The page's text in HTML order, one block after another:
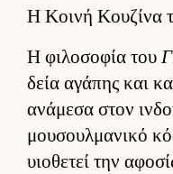
Η Κοινή Κουζίνα
Η φιλοσοφία του
δεία αγάπης και
ανάμεσα στον
μου­σουλ­μανικό
υιο­θετεί την